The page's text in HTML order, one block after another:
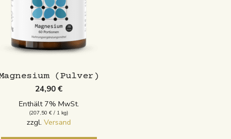
(Pulver)
24,90€
Enthält 7% MwSt.
(207,50€ / 1 kg)
zzgl.Versand